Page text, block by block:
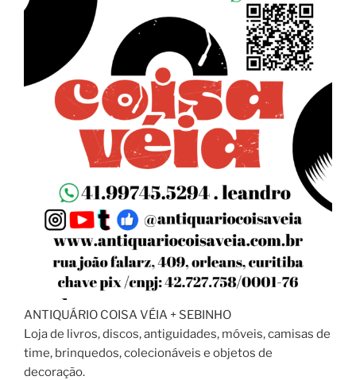
ANTIQUÁRIO COISA VÉIA + SEBINHO
Loja de livros, discos, antiguidades, móveis, camisas de
time, brinquedos, colecionáveis e objetos de
decoração.